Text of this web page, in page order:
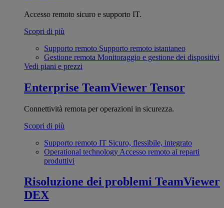
Accesso remoto sicuro e supporto IT.
Scopri di più
Supporto remoto Supporto remoto istantaneo
Gestione remota Monitoraggio e gestione dei dispositivi
Vedi piani e prezzi
Enterprise TeamViewer Tensor
Connettività remota per operazioni in sicurezza.
Scopri di più
Supporto remoto IT Sicuro, flessibile, integrato
Operational technology Accesso remoto ai reparti
produttivi
Risoluzione dei problemi TeamViewer
DEX